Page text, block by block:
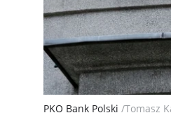
PKO Bank Polski /Tomasz